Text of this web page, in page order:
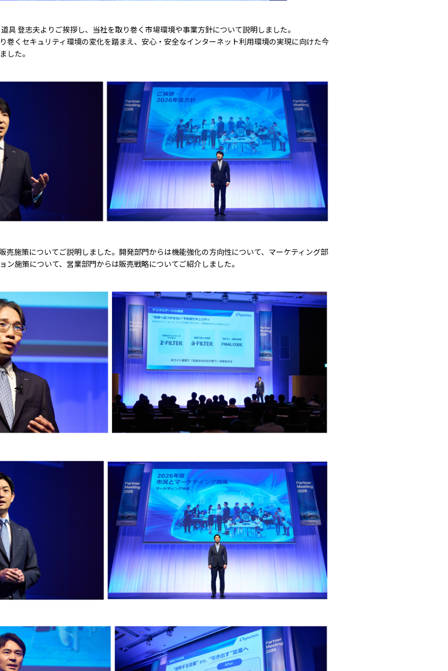
具 登志夫よりご挨拶し、当社を取り巻く市場環境や事業方針について説明しました。
巻くセキュリティ環境の変化を踏まえ、安心・安全なインターネット利用環境の実現に向けた今
した。
売施策についてご説明しました。開発部門からは機能強化の方向性について、マーケティング部
ン施策について、営業部門からは販売戦略についてご紹介しました。